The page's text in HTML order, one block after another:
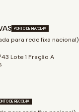
PONTO DE RECOLHA
para rede fixa nacional)
Lote 1 Fração A
DE RECOLHA